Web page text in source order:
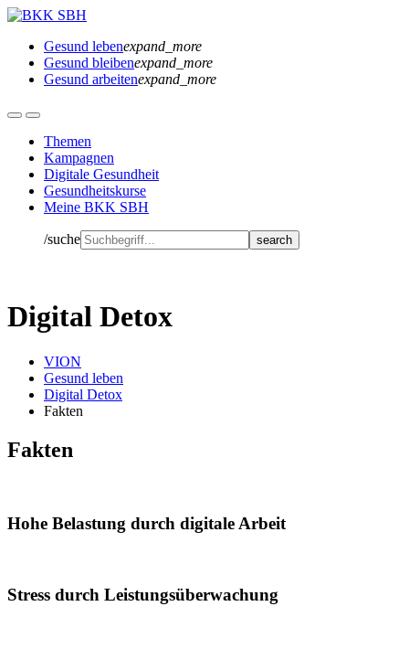
Gesund lebenexpand_more
Gesund bleibenexpand_more
Gesund arbeitenexpand_more
Themen
Kampagnen
Digitale Gesundheit
Gesundheitskurse
Meine BKK SBH
/suche
Digital Detox
VION
Gesund leben
Digital Detox
Fakten
Fakten
Hohe Belastung durch digitale Arbeit
Stress durch Leistungsüberwachung